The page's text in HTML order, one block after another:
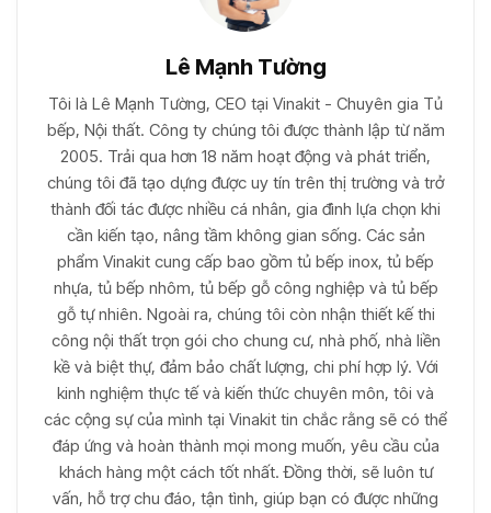
Lê Mạnh Tường
Tôi là Lê Mạnh Tường, CEO tại Vinakit - Chuyên gia Tủ
bếp, Nội thất. Công ty chúng tôi được thành lập từ năm
2005. Trải qua hơn 18 năm hoạt động và phát triển,
chúng tôi đã tạo dựng được uy tín trên thị trường và trở
thành đối tác được nhiều cá nhân, gia đình lựa chọn khi
cần kiến tạo, nâng tầm không gian sống. Các sản
phẩm Vinakit cung cấp bao gồm tủ bếp inox, tủ bếp
nhựa, tủ bếp nhôm, tủ bếp gỗ công nghiệp và tủ bếp
gỗ tự nhiên. Ngoài ra, chúng tôi còn nhận thiết kế thi
công nội thất trọn gói cho chung cư, nhà phố, nhà liền
kề và biệt thự, đảm bảo chất lượng, chi phí hợp lý. Với
kinh nghiệm thực tế và kiến thức chuyên môn, tôi và
các cộng sự của mình tại Vinakit tin chắc rằng sẽ có thể
đáp ứng và hoàn thành mọi mong muốn, yêu cầu của
khách hàng một cách tốt nhất. Đồng thời, sẽ luôn tư
vấn, hỗ trợ chu đáo, tận tình, giúp bạn có được những